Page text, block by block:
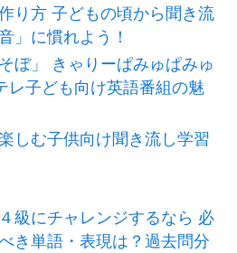
り方 子どもの頃から聞き流
」に慣れよう！
ぼ」 きゃりーぱみゅぱみゅ
レ子ども向け英語番組の魅
しむ子供向け聞き流し学習
級にチャレンジするなら 必
き単語・表現は？過去問分